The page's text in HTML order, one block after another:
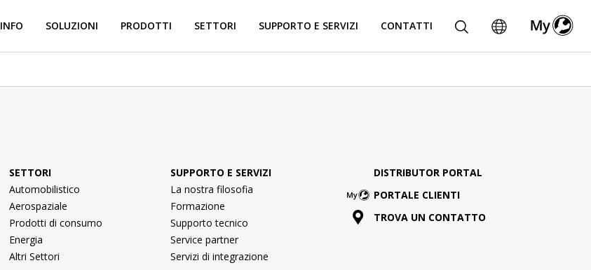
INFO SOLUZIONI PRODOTTI SETTORI SUPPORTO E SERVIZI CONTATTI
SETTORI
Automobilistico
Aerospaziale
Prodotti di consumo
Energia
Altri Settori
SUPPORTO E SERVIZI
La nostra filosofia
Formazione
Supporto tecnico
Service partner
Servizi di integrazione
DISTRIBUTOR PORTAL
PORTALE CLIENTI
TROVA UN CONTATTO